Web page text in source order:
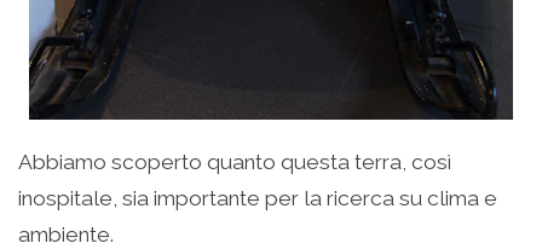
Abbiamo scoperto quanto questa terra, così
inospitale, sia importante per la ricerca su clima e
ambiente.